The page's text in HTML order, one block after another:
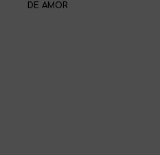
DE AMOR